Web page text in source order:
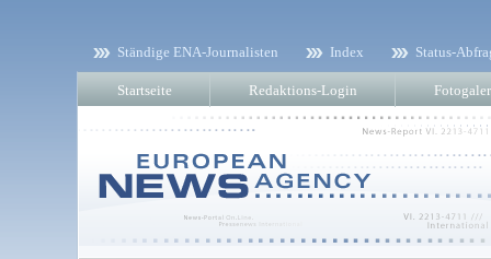
Ständige ENA-Journalisten Index Status-
Startseite Redaktions-Login